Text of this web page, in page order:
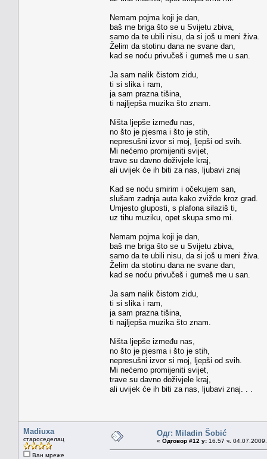
Nemam pojma koji je dan,
baš me briga što se u Svijetu zbiva,
samo da te ubili nisu, da si još u meni živa.
Želim da stotinu dana ne svane dan,
kad se noću privučeš i gurneš me u san.
Ja sam nalik čistom zidu,
ti si slika i ram,
ja sam prazna tišina,
ti najljepša muzika što znam.
Ništa ljepše između nas,
no što je pjesma i što je stih,
nepresušni izvor si moj, ljepši od svih.
Mi nećemo promijeniti svijet,
trave su davno doživjele kraj,
ali uvijek će ih biti za nas, ljubavi znaj
Kad se noću smirim i očekujem san,
slušam zadnja auta kako zvižde kroz grad.
Umjesto gluposti, s plafona silaziš ti,
uz tihu muziku, opet skupa smo mi.
Nemam pojma koji je dan,
baš me briga što se u Svijetu zbiva,
samo da te ubili nisu, da si još u meni živa.
Želim da stotinu dana ne svane dan,
kad se noću privučeš i gurneš me u san.
Ja sam nalik čistom zidu,
ti si slika i ram,
ja sam prazna tišina,
ti najljepša muzika što znam.
Ništa ljepše između nas,
no što je pjesma i što je stih,
nepresušni izvor si moj, ljepši od svih.
Mi nećemo promijeniti svijet,
trave su davno doživjele kraj,
ali uvijek će ih biti za nas, ljubavi znaj. . .
Madiuxa
староседелац
Ван мреже
Одг: Miladin Šobić
« Одговор #12 у: 16.57 ч.